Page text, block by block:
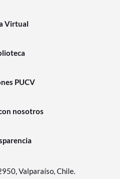
Virtual
PUCV
nosotros
Valparaíso, Chile.